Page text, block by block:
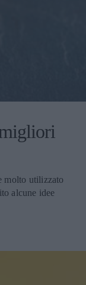
molto utilizzato
alcune idee